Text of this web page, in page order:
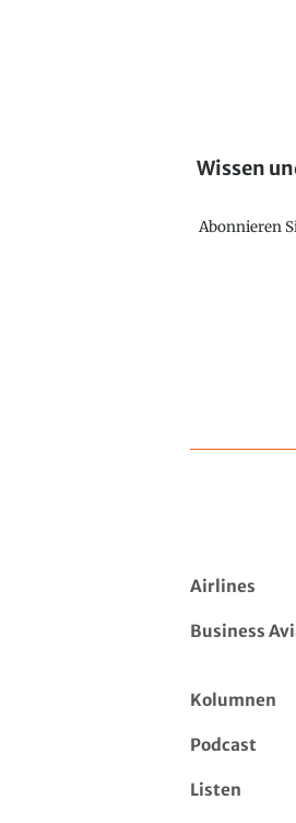
Wissen
Abonnieren
Airlines
Business
Kolumnen
Podcast
Listen